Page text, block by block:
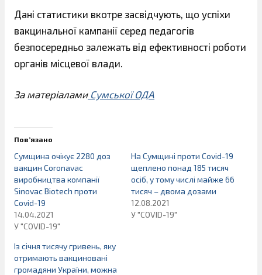
Дані статистики вкотре засвідчують, що успіхи
вакцинальної кампанії серед педагогів
безпосередньо залежать від ефективності роботи
органів місцевої влади.
За матеріаламиСумської ОДА
Пов’язано
Сумщина очікує 2280 доз
вакцин Coronavac
виробництва компанії
Sinovac Вiotech проти
Covid-19
14.04.2021
У "COVID-19"
На Сумщині проти Сovid-19
щеплено понад 185 тисяч
осіб, у тому числі майже 66
тисяч – двома дозами
12.08.2021
У "COVID-19"
Із січня тисячу гривень, яку
отримають вакциновані
громадяни України, можна